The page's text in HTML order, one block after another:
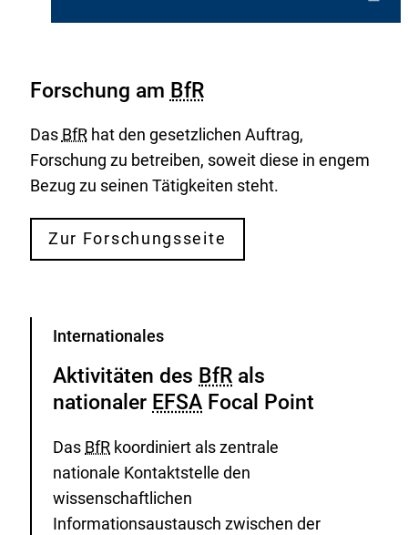
Forschung am BfR
Das BfRhat den gesetzlichen Auftrag,
Forschung zu betreiben, soweit diese in engem
Bezug zu seinen Tätigkeiten steht.
Zur Forschungsseite
Kategorie
Internationales
Aktivitäten des BfR als
nationaler EFSA Focal Point
Das BfR koordiniert als zentrale
nationale Kontaktstelle den
wissenschaftlichen
Informationsaustausch zwischen der